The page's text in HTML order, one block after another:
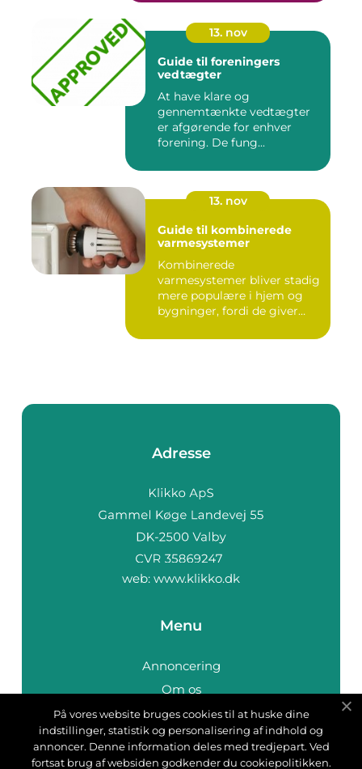
13. nov
Guide til foreningers
vedtægter
At have klare og
gennemtænkte vedtægter
er afgørende for enhver
forening. De fung...
13. nov
Guide til kombinerede
varmesystemer
Kombinerede
varmesystemer bliver stadig
mere populære i hjem og
bygninger, fordi de giver
Adresse
web: www.klikko.dk
Menu
Annoncering
Om os
Cookies
Kontakt os
Sitemap
På vores website bruges cookies til at huske dine
indstillinger, statistik og personalisering af indhold og
annoncer. Denne information deles med tredjepart. Ved
fortsat brug af websiden godkender du cookiepolitikken.